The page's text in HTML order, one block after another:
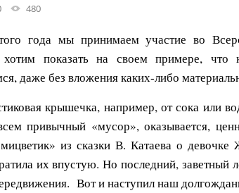
480
года мы принимаем участие во
показать на своем примере,
даже без вложения каких-либо
крышечка, например, от сока или
привычный «мусор», оказывается,
из сказки В. Катаева о
их впустую. Но последний,
Вот и наступил наш